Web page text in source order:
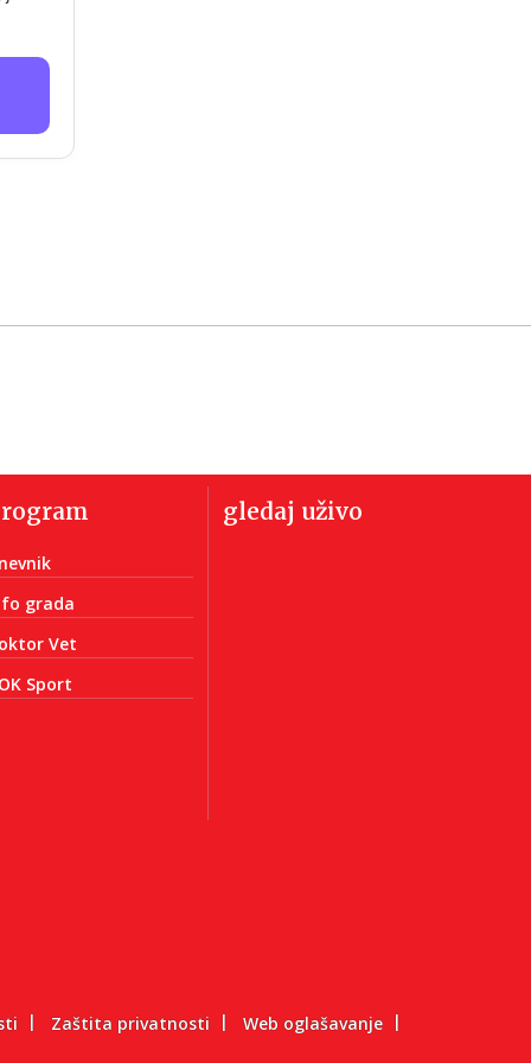
grada
Vet
Sport
gledaj uživo
Zaštita privatnosti Web oglašavanje